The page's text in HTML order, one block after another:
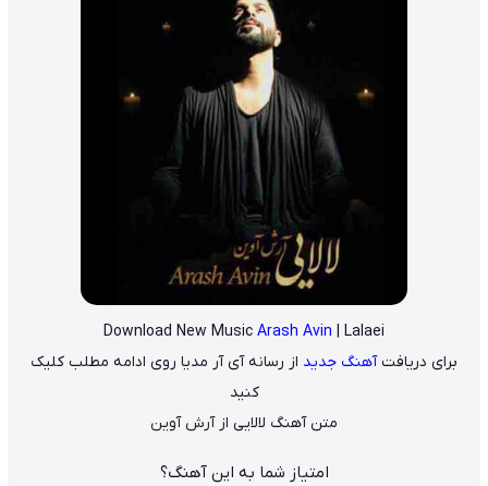
Download New Music Arash Avin | Lalaei
برای دریافتآهنگ جدید از رسانه آی آر مدیا روی ادامه مطلب کلیک
کنید
متن آهنگ لالایی ازآرش آوین
امتیاز شما به این آهنگ؟